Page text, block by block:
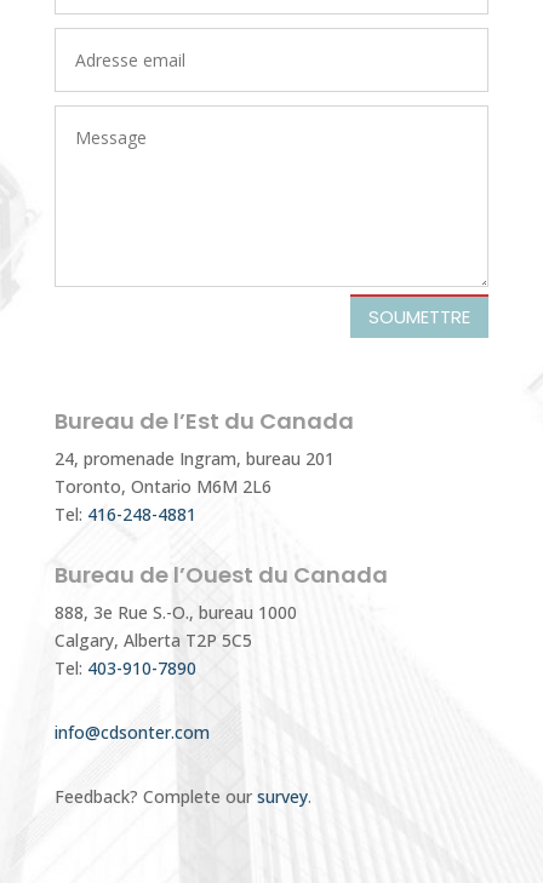
SOUMETTRE
Bureau de l’Est du Canada
24, promenade Ingram, bureau 201
Toronto, Ontario M6M 2L6
Tel: 416-248-4881
Bureau de l’Ouest du Canada
888, 3e Rue S.-O., bureau 1000
Calgary, Alberta T2P 5C5
Tel: 403-910-7890
info@cdsonter.com
Feedback? Complete our survey.